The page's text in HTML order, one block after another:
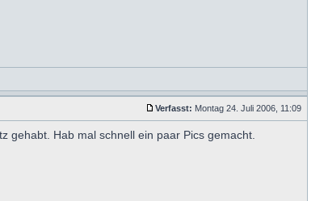
Verfasst: Montag 24. Juli 2006, 11:09
gehabt. Hab mal schnell ein paar Pics gemacht.